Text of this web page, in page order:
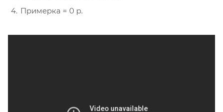
Примерка = 0 р.